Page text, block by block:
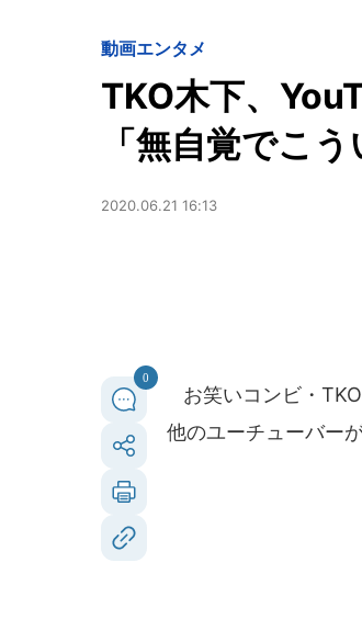
動画エンタメ
TKO木下、
「無自覚でこ
2020.06.21 16:13
0
お笑いコンビ・
他のユーチューバー